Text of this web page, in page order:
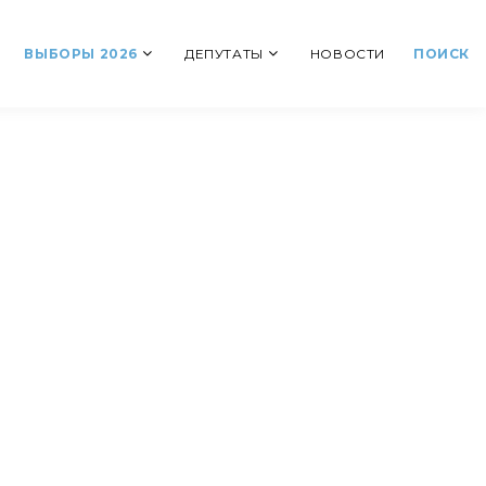
ВЫБОРЫ 2026 ДЕПУТАТЫ НОВОСТИ ПОИСК